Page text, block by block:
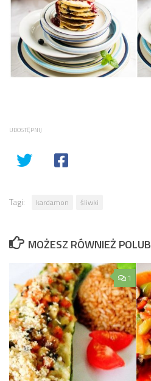
UDOSTĘPNIJ
Tagi: kardamon śliwki
MOŻESZ RÓWNIEŻ
1